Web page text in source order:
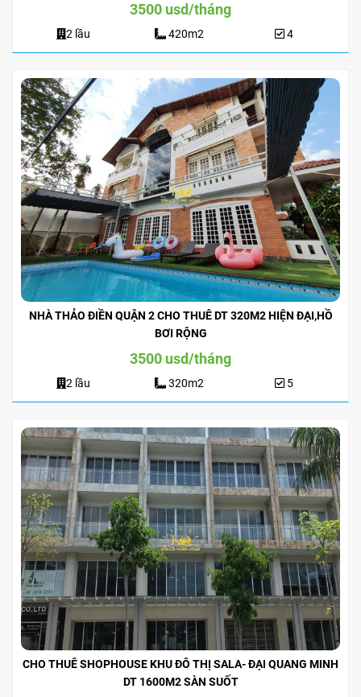
3500 usd/tháng
2 lầu 420m2 4
NHÀ THẢO ĐIỀN QUẬN 2 CHO THUÊ DT 320M2 HIỆN ĐẠI,HỒ
BƠI RỘNG
3500 usd/tháng
2 lầu 320m2 5
CHO THUÊ SHOPHOUSE KHU ĐÔ THỊ SALA- ĐẠI QUANG MINH
DT 1600M2 SÀN SUỐT